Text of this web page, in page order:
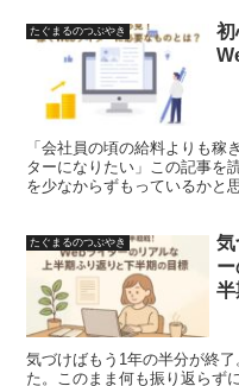
たぐまるのつぶやき
初
「会社員の頃の給料よりも稼
ターになりたい」この記事を
を少なからずもっているかと
たぐまるのつぶやき
気
半
気づけばもう1年の半分が終
た。このまま何も振り返らず